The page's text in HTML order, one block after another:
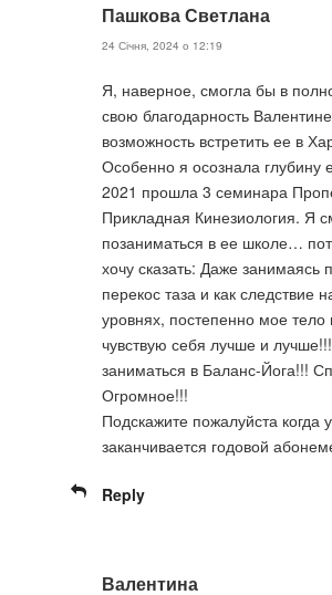
Пашкова Светлана
24 Січня, 2024 о 12:19
Я, наверное, смогла бы в
свою благодарность
возможность встретить ее в
Особенно я осознала глубину
2021 прошла 3 семинара
Прикладная Кинезиология. Я
позаниматься в ее школе…
хочу сказать: Даже занимаясь
перекос таза и как следствие
уровнях, постепенно мое тело
чувствую себя лучше и
заниматься в Баланс-Йога!!!
Огромное!!!
Подскажите пожалуйста когда
заканчивается годовой
Reply
Валентина